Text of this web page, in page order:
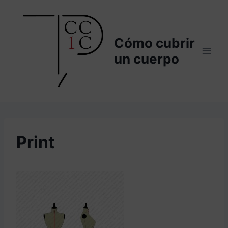
Cómo cubrir
un cuerpo
Print